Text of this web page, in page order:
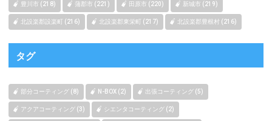
豊川市 (218) 蒲郡市 (221) 田原市 (220) 新城市 (219)
北設楽郡設楽町 (216) 北設楽郡東栄町 (217) 北設楽郡豊根村 (216)
タグ
部分コーティング (8) N-BOX (2) 出張コーティング (5)
アクアコーティング (3) シエンタコーティング (2)